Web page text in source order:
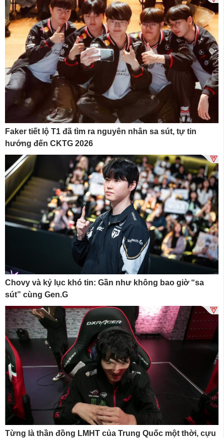
Faker tiết lộ T1 đã tìm ra nguyên nhân sa sút, tự tin
hướng đến CKTG 2026
Chovy và kỷ lục khó tin: Gần như không bao giờ “sa
sút” cùng Gen.G
Từng là thần đồng LMHT của Trung Quốc một thời, cựu